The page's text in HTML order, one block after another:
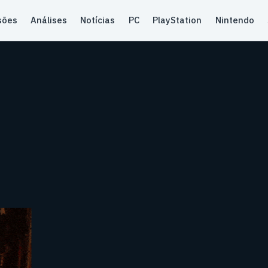
Análises Notícias PC PlayStation Nintendo